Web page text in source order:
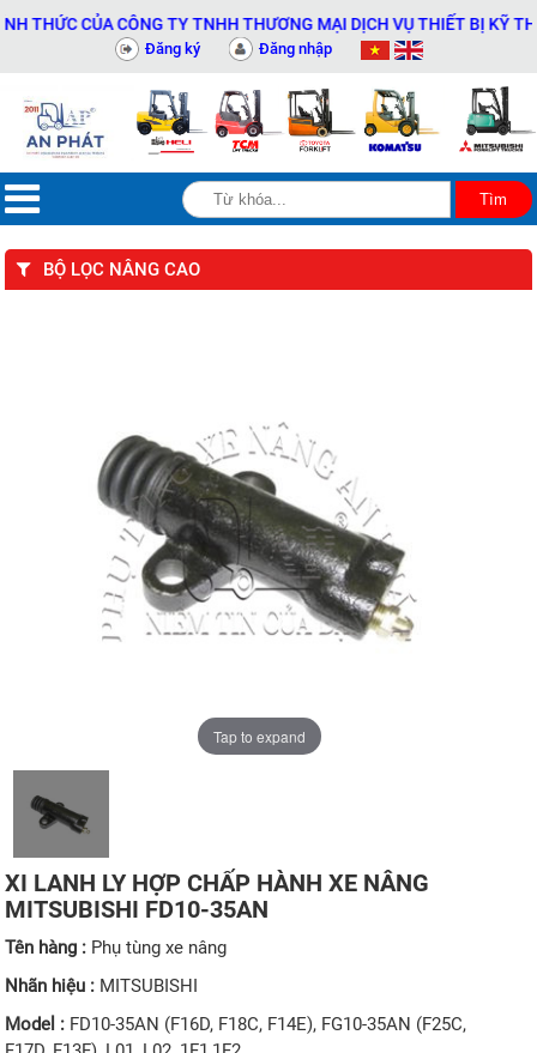
CỦA CÔNG TY TNHH THƯƠNG MẠI DỊCH VỤ THIẾT BỊ KỸ
Đăng ký Đăng nhập
BỘ LỌC NÂNG CAO
Tap to expand
XI LANH LY HỢP CHẤP HÀNH XE NÂNG
MITSUBISHI FD10-35AN
Tên hàng : Phụ tùng xe nâng
Nhãn hiệu : MITSUBISHI
Model : FD10-35AN (F16D, F18C, F14E), FG10-35AN (F25C,